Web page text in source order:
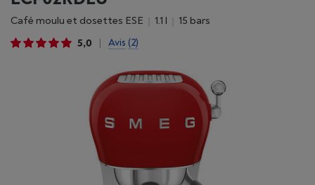
Café moulu et dosettes ESE 1.1 l
15 bars
5,0
Avis (2)